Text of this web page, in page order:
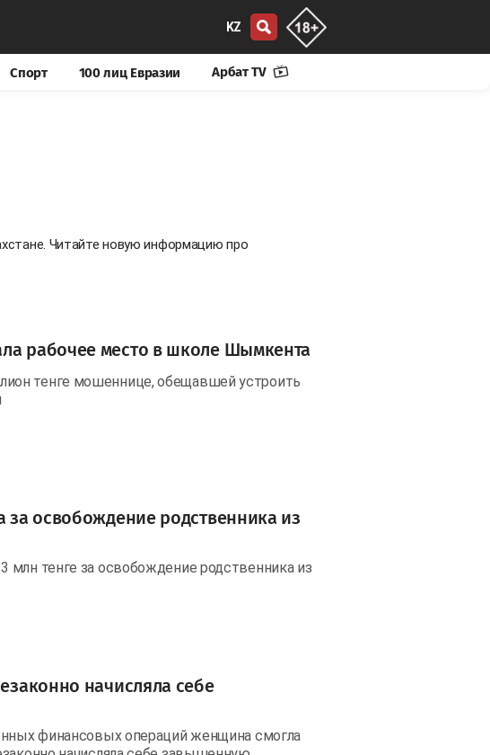
KZ
Спорт 100 лиц Евразии Арбат TV
Читайте новую информацию про
рабочее место в школе Шымкента
тенге мошеннице, обещавшей устроить
за освобождение родственника из
млн тенге за освобождение родственника из
начисляла себе
финансовых операций женщина смогла